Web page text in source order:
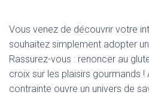
Vous venez de découvrir votre
souhaitez simplement adopter
Rassurez-vous : renoncer au
croix sur les plaisirs gourmands
contrainte ouvre un univers de